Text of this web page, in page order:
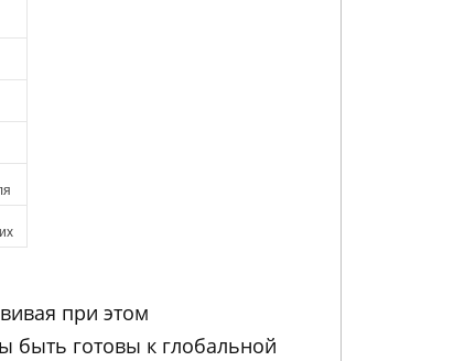
при этом
быть готовы к глобальной